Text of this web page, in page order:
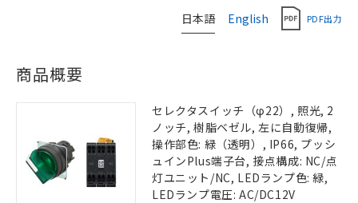
日本語 English PDF出力
商品概要
セレクタスイッチ（φ22）, 照光, 2
ノッチ, 樹脂ベゼル, 左に自動復帰,
操作部色: 緑（透明）, IP66, プッシ
ュインPlus端子台, 接点構成: NC/点
灯ユニット/NC, LEDランプ色: 緑,
LEDランプ電圧: AC/DC12V